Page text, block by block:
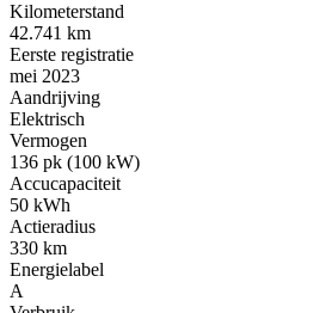
Kilometerstand
42.741 km
Eerste registratie
mei 2023
Aandrijving
Elektrisch
Vermogen
136 pk (100 kW)
Accucapaciteit
50 kWh
Actieradius
330 km
Energielabel
A